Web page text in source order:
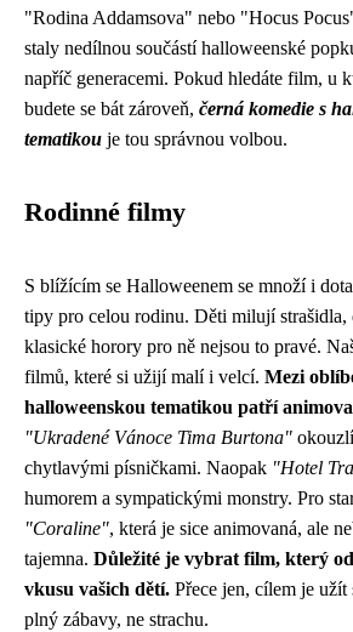
"Rodina Addamsova" nebo "Hocus
staly nedílnou součástí halloweenské
napříč generacemi. Pokud hledáte film, u
budete se bát zároveň, černá komedie s
tematikou je tou správnou volbou.
Rodinné filmy
S blížícím se Halloweenem se množí i
tipy pro celou rodinu. Děti milují strašidla,
klasické horory pro ně nejsou to pravé.
filmů, které si užijí malí i velcí. Mezi
halloweenskou tematikou patří
"Ukradené Vánoce Tima Burtona"
chytlavými písničkami. Naopak "Hotel
humorem a sympatickými monstry. Pro
"Coraline", která je sice animovaná, ale
tajemna. Důležité je vybrat film, který
vkusu vašich dětí. Přece jen, cílem je užít
plný zábavy, ne strachu.